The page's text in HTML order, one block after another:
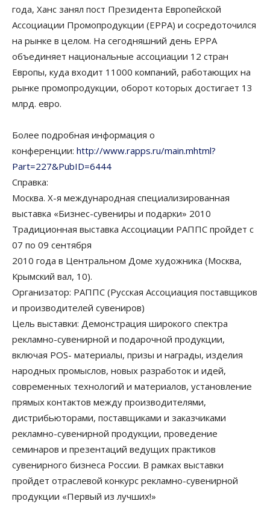
года, Ханс занял пост Президента Европейской
Ассоциации Промопродукции (EPPA) и сосредоточился
на рынке в целом. На сегодняшний день EPPA
объединяет национальные ассоциации 12 стран
Европы, куда входит 11000 компаний, работающих на
рынке промопродукции, оборот которых достигает 13
млрд. евро.
Более подробная информация о
конференции: http://www.rapps.ru/main.mhtml?
Part=227&PubID=6444
Справка:
Москва. X-я международная специализированная
выставка «Бизнес-сувениры и подарки» 2010
Традиционная выставка Ассоциации РАППС пройдет с
07 по 09 сентября
2010 года в Центральном Доме художника (Москва,
Крымский вал, 10).
Организатор: РАППС (Русская Ассоциация поставщиков
и производителей сувениров)
Цель выставки: Демонстрация широкого спектра
рекламно-сувенирной и подарочной продукции,
включая POS- материалы, призы и награды, изделия
народных промыслов, новых разработок и идей,
современных технологий и материалов, установление
прямых контактов между производителями,
дистрибьюторами, поставщиками и заказчиками
рекламно-сувенирной продукции, проведение
семинаров и презентаций ведущих практиков
сувенирного бизнеса России. В рамках выставки
пройдет отраслевой конкурс рекламно-сувенирной
продукции «Первый из лучших!»